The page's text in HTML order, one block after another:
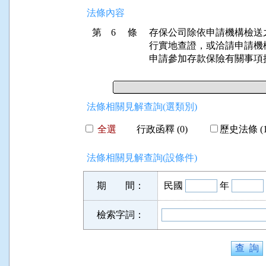
法條內容
第 6 條
存保公司除依申請機構檢
行實地查證，或洽請申請
申請參加存款保險有關事項
法條相關見解查詢(選類別)
全選 行政函釋 (0) 歷史法條
法條相關見解查詢(設條件)
期 間： 民國 年
檢索字詞：